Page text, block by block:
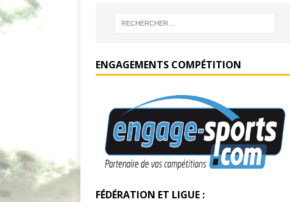
ENGAGEMENTS COMPÉTITION
FÉDÉRATION ET LIGUE :